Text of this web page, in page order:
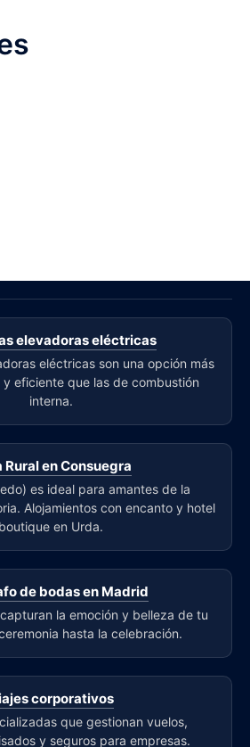
elevadoras eléctricas
eléctricas son una opción más
y eficiente que las de combustión
interna.
Rural en Consuegra
es ideal para amantes de la
Alojamientos con encanto y hotel
boutique en Urda.
de bodas en Madrid
la emoción y belleza de tu
hasta la celebración.
corporativos
que gestionan vuelos,
y seguros para empresas.